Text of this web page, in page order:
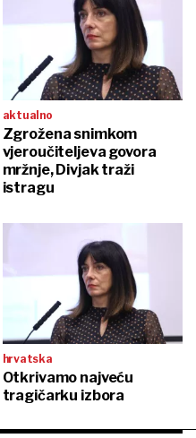
aktualno
Zgrožena snimkom
vjeroučiteljeva govora
mržnje, Divjak traži
istragu
hrvatska
Otkrivamo najveću
tragičarku izbora